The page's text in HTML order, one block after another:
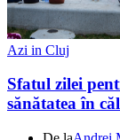
Azi in Cluj
Sfatul zilei
sănătatea în